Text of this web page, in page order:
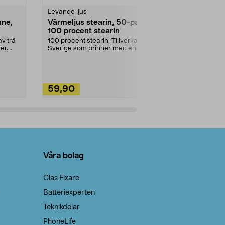
trä
Levande ljus
Värmeljus stearin, 50-pack,
100 procent stearin
100 procent stearin. Tillverkade i
Sverige som brinner med en
59,90
Våra bolag
Clas Fixare
Batteriexperten
Teknikdelar
PhoneLife